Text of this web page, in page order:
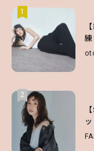
1
2
1
2
1
2